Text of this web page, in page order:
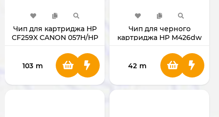
Чип для картриджа HP
CF259X CANON 057H/HP
103 m
Чип для черного
картриджа HP M426dw
CF226X
42 m